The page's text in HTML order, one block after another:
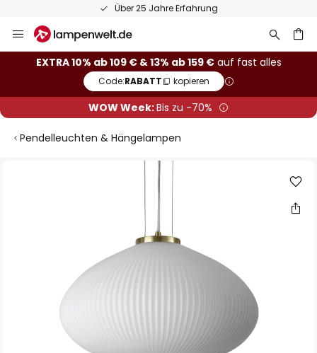
Über 25 Jahre Erfahrung
Inhalt
springen
EXTRA 10% ab 109 € & 13% ab 159 €auf fast alles
Code:RABATT kopieren
WOW Week:Bis zu -70%
Pendelleuchten & Hängelampen